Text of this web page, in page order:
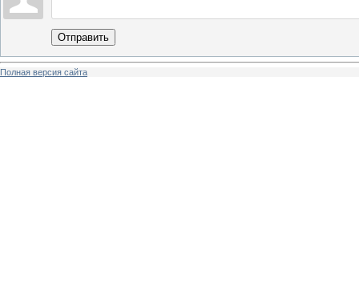
Отправить
Полная версия сайта